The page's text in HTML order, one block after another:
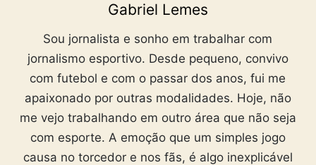
Gabriel Lemes
Sou jornalista e sonho em trabalhar com
jornalismo esportivo. Desde pequeno, convivo
com futebol e com o passar dos anos, fui me
apaixonado por outras modalidades. Hoje, não
me vejo trabalhando em outro área que não seja
com esporte. A emoção que um simples jogo
causa no torcedor e nos fãs, é algo inexplicável